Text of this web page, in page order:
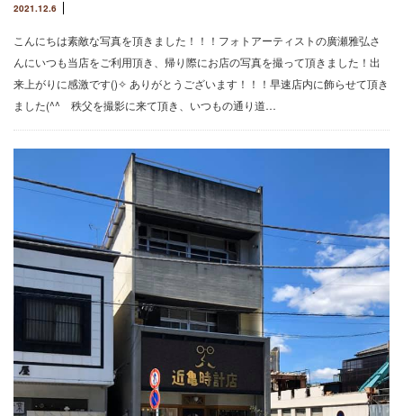
2021.12.6
こんにちは素敵な写真を頂きました！！！フォトアーティストの廣瀬雅弘さ
んにいつも当店をご利用頂き、帰り際にお店の写真を撮って頂きました！出
来上がりに感激です()✧ ありがとうございます！！！早速店内に飾らせて頂き
ました(^^ゞ秩父を撮影に来て頂き、いつもの通り道…